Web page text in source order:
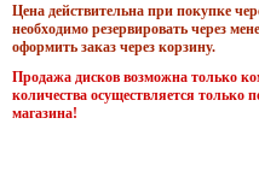
Цена действительна при покупке
необходимо резервировать через
оформить заказ через корзину.
Продажа дисков возможна только
количества осуществляется только
магазина!